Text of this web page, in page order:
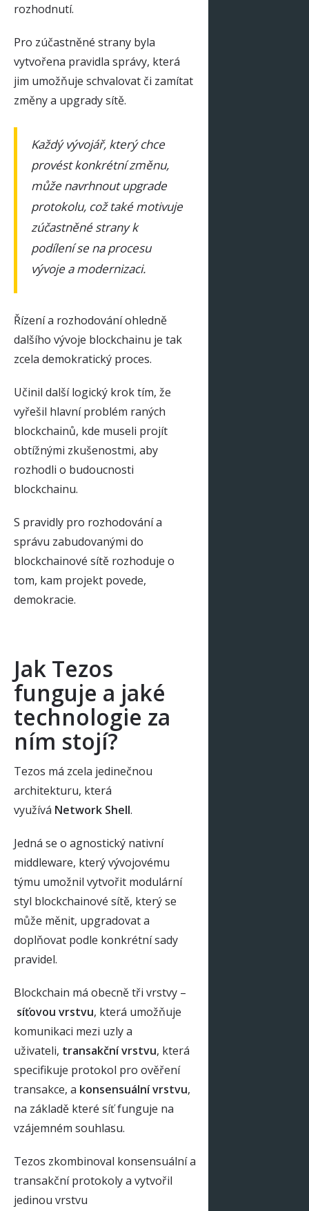
rozhodnutí.
Pro zúčastněné strany byla
vytvořena pravidla správy, která
jim umožňuje schvalovat či zamítat
změny a upgrady sítě.
Každý vývojář, který chce
provést konkrétní změnu,
může navrhnout upgrade
protokolu, což také motivuje
zúčastněné strany k
podílení se na procesu
vývoje a modernizaci.
Řízení a rozhodování ohledně
dalšího vývoje blockchainu je tak
zcela demokratický proces.
Učinil další logický krok tím, že
vyřešil hlavní problém raných
blockchainů, kde museli projít
obtížnými zkušenostmi, aby
rozhodli o budoucnosti
blockchainu.
S pravidly pro rozhodování a
správu zabudovanými do
blockchainové sítě rozhoduje o
tom, kam projekt povede,
demokracie.
Jak Tezos
funguje a jaké
technologie za
ním stojí?
Tezos má zcela jedinečnou
architekturu, která
využívá Network Shell.
Jedná se o agnostický nativní
middleware, který vývojovému
týmu umožnil vytvořit modulární
styl blockchainové sítě, který se
může měnit, upgradovat a
doplňovat podle konkrétní sady
pravidel.
Blockchain má obecně tři vrstvy –
síťovou vrstvu, která umožňuje
komunikaci mezi uzly a
uživateli, transakční vrstvu, která
specifikuje protokol pro ověření
transakce, a konsensuální vrstvu,
na základě které síť funguje na
vzájemném souhlasu.
Tezos zkombinoval konsensuální a
transakční protokoly a vytvořil
jedinou vrstvu